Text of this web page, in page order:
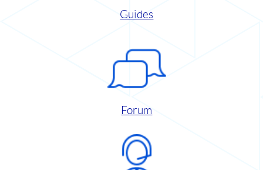
Guides
Forum